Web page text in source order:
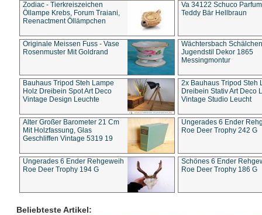
Zodiac - Tierkreiszeichen
Öllampe Krebs, Forum Traiani,
Reenactment Öllämpchen
Va 34122 Schuco
Teddy Bär Hellbraun
Originale Meissen Fuss - Vase
Rosenmuster Mit Goldrand
Wächtersbach Schälchen
Jugendstil Dekor 1865
Messingmontur
Bauhaus Tripod Steh Lampe
Holz Dreibein Spot Art Deco
Vintage Design Leuchte
2x Bauhaus Tripod Steh
Dreibein Stativ Art Deco
Vintage Studio Leucht
Alter Großer Barometer 21 Cm
Mit Holzfassung, Glas
Geschliffen Vintage 5319 19
Ungerades 6 Ender
Roe Deer Trophy 242 G
Ungerades 6 Ender Rehgeweih
Roe Deer Trophy 194 G
Schönes 6 Ender
Roe Deer Trophy 186 G
Beliebteste Artikel: